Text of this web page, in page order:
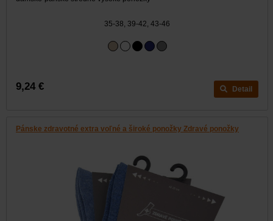
35-38, 39-42, 43-46
9,24 € Detail
Pánske zdravotné extra voľné a široké ponožky Zdravé ponožky